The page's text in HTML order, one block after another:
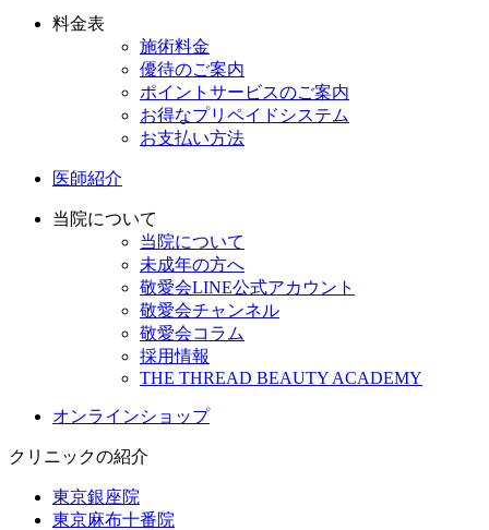
料金表
施術料金
優待のご案内
ポイントサービスのご案内
お得なプリペイドシステム
お支払い方法
医師紹介
当院について
当院について
未成年の方へ
敬愛会LINE公式アカウント
敬愛会チャンネル
敬愛会コラム
採用情報
THE THREAD BEAUTY ACADEMY
オンラインショップ
クリニックの紹介
東京銀座院
東京麻布十番院